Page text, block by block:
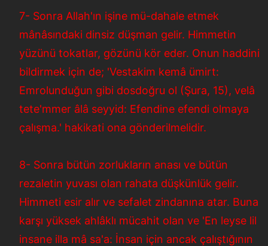
7- Sonra Allah'ın işine mü-dahale etmek
mânâsındaki dinsiz düşman gelir. Himmetin
yüzünü tokatlar, gözünü kör eder. Onun haddini
bildirmek için de; 'Vestakim kemâ ümirt:
Emrolunduğun gibi dosdoğru ol (Şura, 15), velâ
tete'mmer âlâ seyyid: Efendine efendi olmaya
çalışma.' hakikati ona gönderilmelidir.
8- Sonra bütün zorlukların anası ve bütün
rezaletin yuvası olan rahata düşkünlük gelir.
Himmeti esir alır ve sefalet zindanına atar. Buna
karşı yüksek ahlâklı mücahit olan ve 'En leyse lil
insane illa mâ sa'a: İnsan için ancak çalıştığının